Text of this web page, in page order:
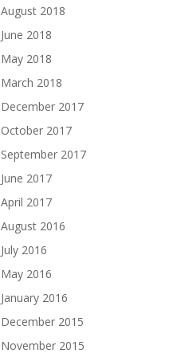
August 2018
June 2018
May 2018
March 2018
December 2017
October 2017
September 2017
June 2017
April 2017
August 2016
July 2016
May 2016
January 2016
December 2015
November 2015